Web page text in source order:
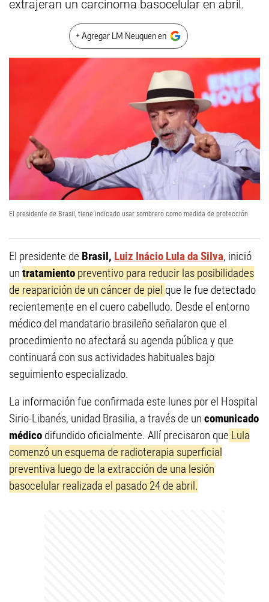
extrajeran un carcinoma basocelular en abril.
+ Agregar LM Neuquen en
El presidente de Brasil, tiene indicado usar sombrero como medida de protección
El presidente de Brasil, Luiz Inácio Lula da Silva, inició
un tratamiento preventivo para reducir las posibilidades
de reaparición de un cáncer de piel que le fue detectado
recientemente en el cuero cabelludo. Desde el entorno
médico del mandatario brasileño señalaron que el
procedimiento no afectará su agenda pública y que
continuará con sus actividades habituales bajo
seguimiento especializado.
La información fue confirmada este lunes por el Hospital
Sirio-Libanés, unidad Brasilia, a través de un comunicado
médico difundido oficialmente. Allí precisaron que Lula
comenzó un esquema de radioterapia superficial
preventiva luego de la extracción de una lesión
basocelular realizada el pasado 24 de abril.